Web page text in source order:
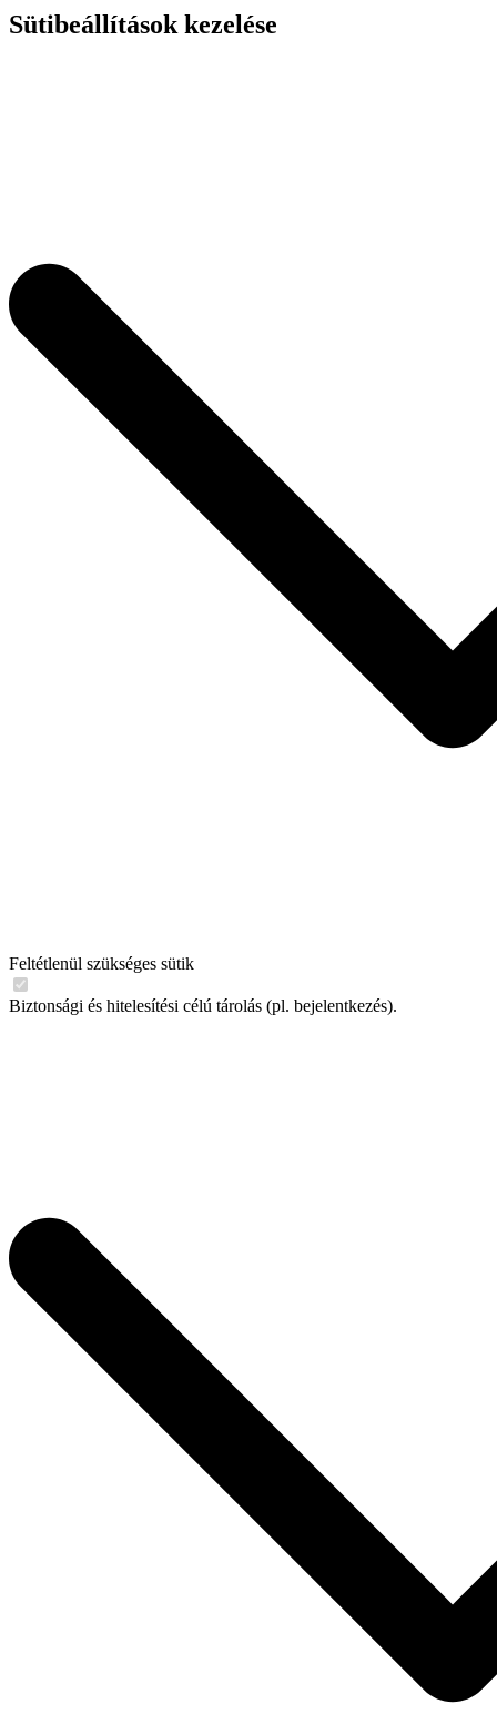
Sütibeállítások kezelése
Feltétlenül szükséges sütik
Biztonsági és hitelesítési célú tárolás (pl. bejelentkezés).